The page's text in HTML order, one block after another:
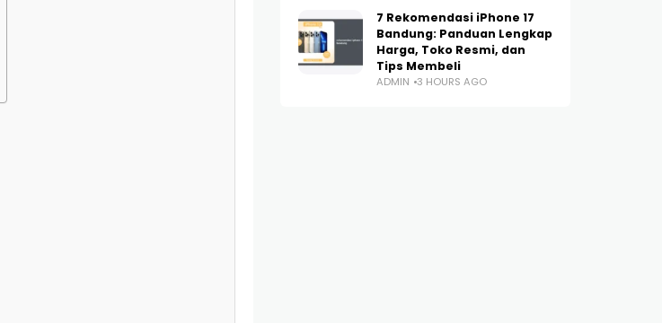
7 Rekomendasi iPhone 17
Bandung: Panduan Lengkap
Harga, Toko Resmi, dan
Tips Membeli
ADMIN 3 HOURS AGO